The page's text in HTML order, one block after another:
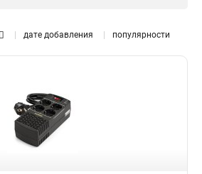
1500
1000
500
дате добавления популярности